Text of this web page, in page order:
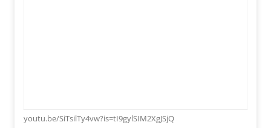
youtu.be/SiTsilTy4vw?is=tI9gylSIM2XgJSjQ